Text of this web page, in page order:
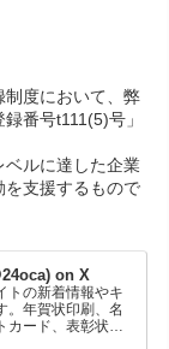
制度において、弊
番号t111(5)号」
ベルに達した企業
を支援するもので
on X
トの新着情報やキ
。年賀状印刷、名
カード、表彰状印